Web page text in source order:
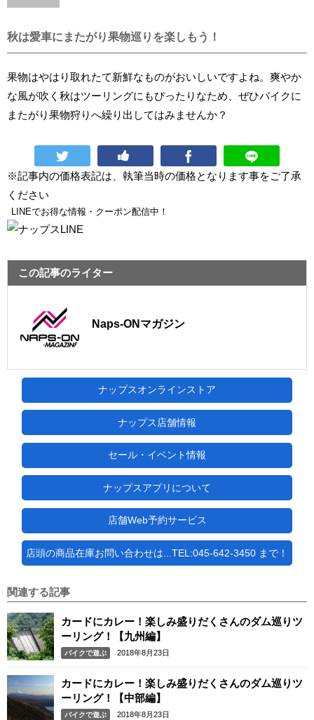
秋は愛車にまたがり果物巡りを楽しもう！
果物はやはり取れたて新鮮なものがおいしいですよね。爽やか
な風が吹く秋はツーリングにもぴったりなため、ぜひバイクに
またがり果物狩りへ繰り出してはみませんか？
※記事内の価格表記は、執筆当時の価格となります事をご了承
ください
LINEでお得な情報・クーポン配信中！
この記事のライター
Naps-ONマガジン
ナップスオンラインストア
ナップス店舗情報
セール・イベント情報
ナップスアプリについて
店舗Web予約サービス
店頭の商品在庫お問い合わせは...TEL:045-642-3450 まで！
関連する記事
カードにカレー！楽しみ盛りだくさんのダム巡りツ
ーリング！【九州編】
バイクで遊ぶ 2018年8月23日
カードにカレー！楽しみ盛りだくさんのダム巡りツ
ーリング！【中部編】
バイクで遊ぶ 2018年8月23日